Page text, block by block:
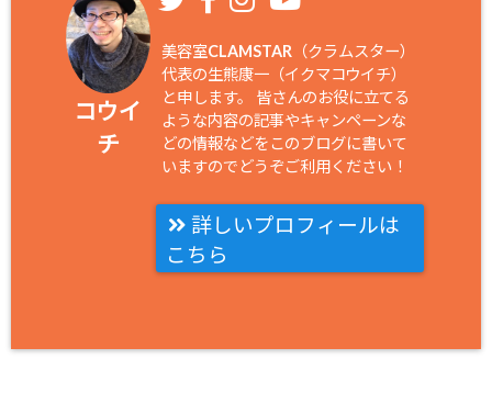
コウイ
チ
美容室CLAMSTAR（クラムスター）
代表の生熊康一（イクマコウイチ）
と申します。 皆さんのお役に立てる
ような内容の記事やキャンペーンな
どの情報などをこのブログに書いて
いますのでどうぞご利用ください！
詳しいプロフィールは
こちら